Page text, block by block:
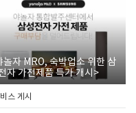
놀자 MRO, 숙박업소 위한 삼
자 가전제품 특가 개시>
스 게시